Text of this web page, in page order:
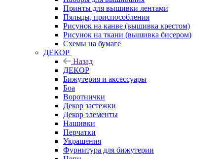
Принты для вышивки лентами
Пяльцы, приспособления
Рисунок на канве (вышивка крестом)
Рисунок на ткани (вышивка бисером)
Схемы на бумаге
ДЕКОР
Назад
ДЕКОР
Бижутерия и аксессуары
Боа
Воротнички
Декор застежки
Декор элементы
Нашивки
Перчатки
Украшения
Фурнитура для бижутерии